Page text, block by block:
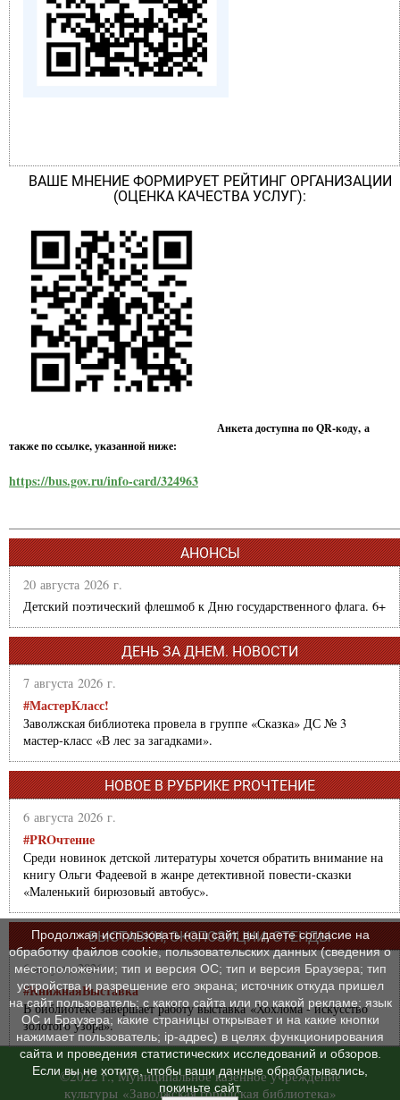
ВАШЕ МНЕНИЕ ФОРМИРУЕТ РЕЙТИНГ ОРГАНИЗАЦИИ
(ОЦЕНКА КАЧЕСТВА УСЛУГ):
Анкета доступна по QR-коду, а
также по ссылке, указанной ниже:
https://bus.gov.ru/info-card/324963
АНОНСЫ
20 августа 2026 г.
Детский поэтический флешмоб к Дню государственного флага. 6+
ДЕНЬ ЗА ДНЕМ. НОВОСТИ
7 августа 2026 г.
#МастерКласс!
Заволжская библиотека провела в группе «Сказка» ДС № 3
мастер-класс «В лес за загадками».
НОВОЕ В РУБРИКЕ PROЧТЕНИЕ
6 августа 2026 г.
#PROчтение
Среди новинок детской литературы хочется обратить внимание на
книгу Ольги Фадеевой в жанре детективной повести-сказки
«Маленький бирюзовый автобус».
ВЫСТАВКИ, ЭКСПОЗИЦИИ, СТЕНДЫ
6 августа 2026 г.
#КнижнаяВыставка
В библиотеке завершает работу выставка «Хохлома - искусство
золотого узора».
©2022 г., Муниципальное казенное учреждение
культуры «Заволжская городская библиотека»
Продолжая использовать наш сайт, вы даете согласие на
обработку файлов cookie, пользовательских данных (сведения о
местоположении; тип и версия ОС; тип и версия Браузера; тип
устройства и разрешение его экрана; источник откуда пришел
на сайт пользователь; с какого сайта или по какой рекламе; язык
ОС и Браузера; какие страницы открывает и на какие кнопки
нажимает пользователь; ip-адрес) в целях функционирования
сайта и проведения статистических исследований и обзоров.
Если вы не хотите, чтобы ваши данные обрабатывались,
покиньте сайт.